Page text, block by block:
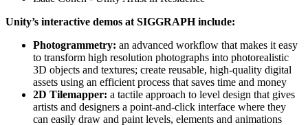
Unity’s interactive demos at SIGGRAPH include:
Photogrammetry: an advanced workflow that makes it easy
to transform high resolution photographs into photorealistic
3D objects and textures; create reusable, high-quality digital
assets using an efficient process that saves time and money
2D Tilemapper: a tactile approach to level design that gives
artists and designers a point-and-click interface where they
can easily draw and paint levels, elements and animations